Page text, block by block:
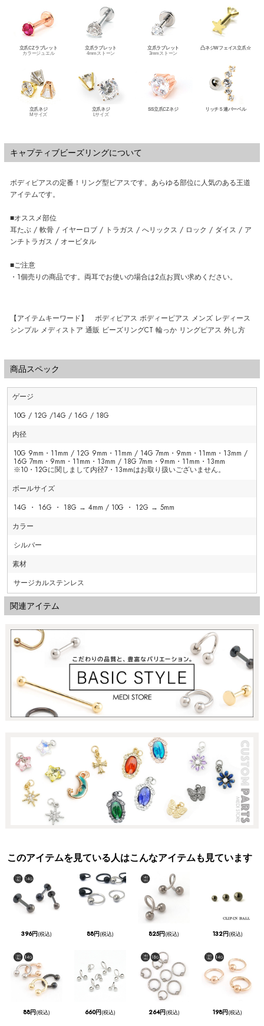
キャプティブビーズリングについて
ボディピアスの定番！リング型ピアスです。あらゆる部位に人気のある王道
アイテムです。
■オススメ部位
耳たぶ / 軟骨 / イヤーロブ / トラガス / へリックス / ロック / ダイス / ア
ンチトラガス / オービタル
■ご注意
・1個売りの商品です。両耳でお使いの場合は2点お買い求めください。
【アイテムキーワード】 ボディピアス ボディーピアス メンズ レディース
シンプル メディストア 通販 ビーズリングCT 輪っか リングピアス 外し方
商品スペック
ゲージ
10G / 12G /14G / 16G / 18G
内径
10G 9mm・11mm / 12G 9mm・11mm / 14G 7mm・9mm・11mm・13mm /
16G 7mm・9mm・11mm・13mm / 18G 7mm・9mm・11mm・13mm
※10・12Gに関しまして内径7・13mmはお取り扱いございません。
ボールサイズ
14G ・ 16G ・ 18G → 4mm / 10G ・ 12G → 5mm
カラー
シルバー
素材
サージカルステンレス
関連アイテム
このアイテムを見ている人はこんなアイテムも見ています
396円(税込) 88円(税込) 825円(税込) 132円(税込)
88円(税込) 660円(税込) 264円(税込) 198円(税込)